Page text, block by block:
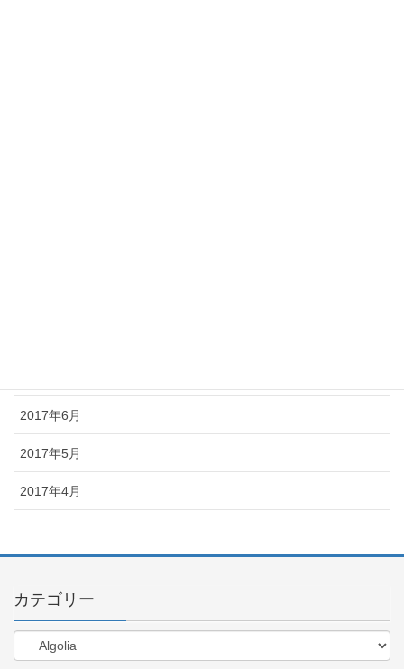
2017年6月
2017年5月
2017年4月
カテゴリー